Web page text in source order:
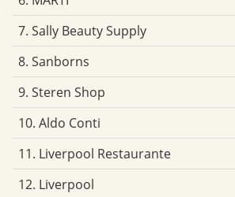
7. Sally Beauty Supply
8. Sanborns
9. Steren Shop
10. Aldo Conti
11. Liverpool Restaurante
12. Liverpool